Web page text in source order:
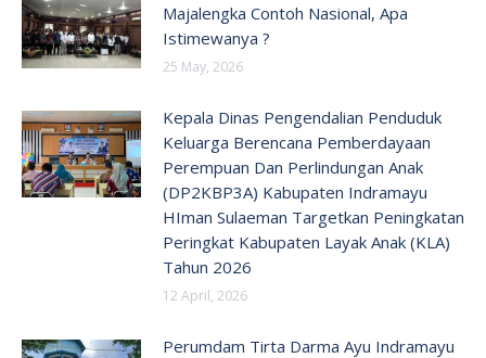
Majalengka Contoh Nasional, Apa
Istimewanya ?
25 May, 2026
Kepala Dinas Pengendalian Penduduk
Keluarga Berencana Pemberdayaan
Perempuan Dan Perlindungan Anak
(DP2KBP3A) Kabupaten Indramayu
HIman Sulaeman Targetkan Peningkatan
Peringkat Kabupaten Layak Anak (KLA)
Tahun 2026
12 April, 2026
Perumdam Tirta Darma Ayu Indramayu